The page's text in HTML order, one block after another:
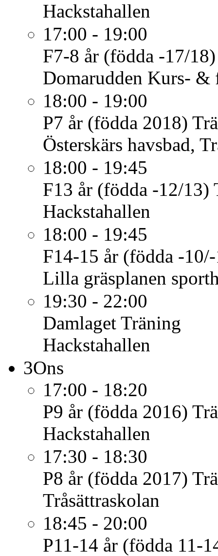
Hackstahallen
17:00 - 19:00
F7-8 år (födda -17/18)
Domarudden Kurs-
18:00 - 19:00
P7 år (födda 2018)
Österskärs havsbad,
18:00 - 19:45
F13 år (födda -12/13)
Hackstahallen
18:00 - 19:45
F14-15 år (födda -
Lilla gräsplanen
19:30 - 22:00
Damlaget Träning
Hackstahallen
3Ons
17:00 - 18:20
P9 år (födda 2016)
Hackstahallen
17:30 - 18:30
P8 år (födda 2017)
Tråsättraskolan
18:45 - 20:00
P11-14 år (födda 11-